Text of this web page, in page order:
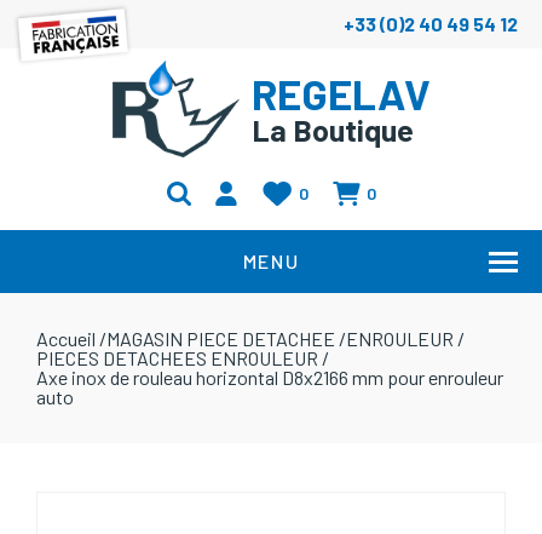
+33 (0)2 40 49 54 12
REGELAV
La Boutique
0 0
MENU
Accueil /MAGASIN PIECE DETACHEE /ENROULEUR /
PIECES DETACHEES ENROULEUR /
Axe inox de rouleau horizontal D8x2166 mm pour enrouleur
auto